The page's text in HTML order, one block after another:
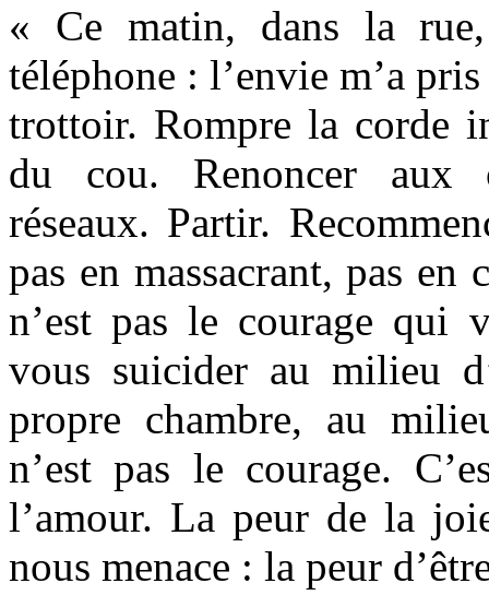
« Ce matin, dans la
téléphone : l’envie m’a
trottoir. Rompre la corde
du cou. Renoncer aux
réseaux. Partir.
pas en massacrant, pas en
n’est pas le courage qui
vous suicider au milieu
propre chambre, au
n’est pas le courage.
l’amour. La peur de la
nous menace : la peur